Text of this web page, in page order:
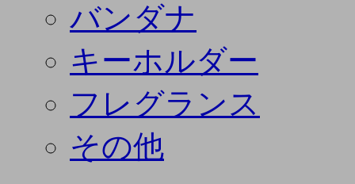
バンダナ
キーホルダー
フレグランス
その他